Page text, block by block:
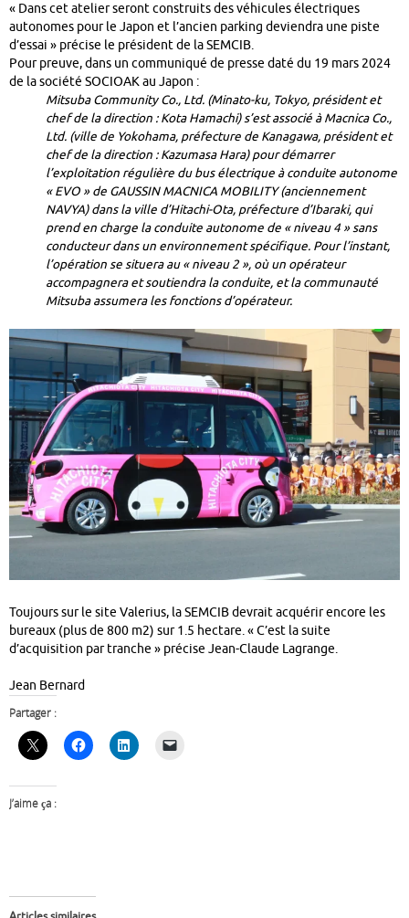
« Dans cet atelier seront construits des véhicules électriques
autonomes pour le Japon et l’ancien parking deviendra une piste
d’essai » précise le président de la SEMCIB.
Pour preuve, dans un communiqué de presse daté du 19 mars 2024
de la société SOCIOAK au Japon :
Mitsuba Community Co., Ltd. (Minato-ku, Tokyo, président et
chef de la direction : Kota Hamachi) s’est associé à Macnica Co.,
Ltd. (ville de Yokohama, préfecture de Kanagawa, président et
chef de la direction : Kazumasa Hara) pour démarrer
l’exploitation régulière du bus électrique à conduite autonome
« EVO » de GAUSSIN MACNICA MOBILITY (anciennement
NAVYA) dans la ville d’Hitachi-Ota, préfecture d’Ibaraki, qui
prend en charge la conduite autonome de « niveau 4 » sans
conducteur dans un environnement spécifique. Pour l’instant,
l’opération se situera au « niveau 2 », où un opérateur
accompagnera et soutiendra la conduite, et la communauté
Mitsuba assumera les fonctions d’opérateur.
Toujours sur le site Valerius, la SEMCIB devrait acquérir encore les
bureaux (plus de 800 m2) sur 1.5 hectare. « C’est la suite
d’acquisition par tranche » précise Jean-Claude Lagrange.
Jean Bernard
Partager :
J’aime ça :